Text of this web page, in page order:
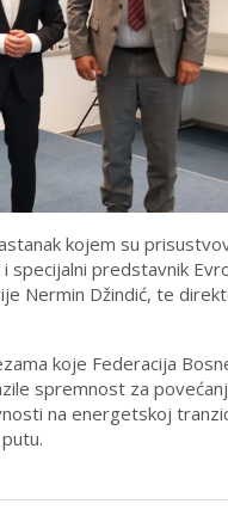
kojem su
predstavnik
Nermin Džindić, te
koje Federacija
spremnost za
na energetskoj